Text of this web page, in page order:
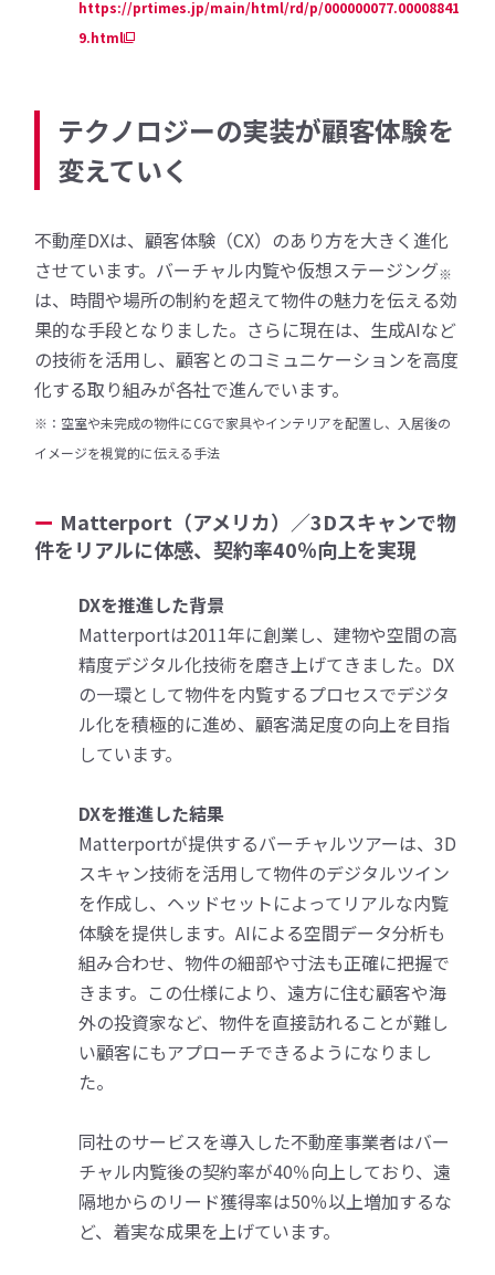
https://prtimes.jp/main/html/rd/p/000000077.00008841
9.html
テクノロジーの実装が顧客体験を
変えていく
不動産DXは、顧客体験（CX）のあり方を大きく進化
させています。バーチャル内覧や仮想ステージング※
は、時間や場所の制約を超えて物件の魅力を伝える効
果的な手段となりました。さらに現在は、生成AIなど
の技術を活用し、顧客とのコミュニケーションを高度
化する取り組みが各社で進んでいます。
※：空室や未完成の物件にCGで家具やインテリアを配置し、入居後の
イメージを視覚的に伝える手法
Matterport（アメリカ）／3Dスキャンで物
件をリアルに体感、契約率40％向上を実現
DXを推進した背景
Matterportは2011年に創業し、建物や空間の高
精度デジタル化技術を磨き上げてきました。DX
の一環として物件を内覧するプロセスでデジタ
ル化を積極的に進め、顧客満足度の向上を目指
しています。
DXを推進した結果
Matterportが提供するバーチャルツアーは、3D
スキャン技術を活用して物件のデジタルツイン
を作成し、ヘッドセットによってリアルな内覧
体験を提供します。AIによる空間データ分析も
組み合わせ、物件の細部や寸法も正確に把握で
きます。この仕様により、遠方に住む顧客や海
外の投資家など、物件を直接訪れることが難し
い顧客にもアプローチできるようになりまし
た。
同社のサービスを導入した不動産事業者はバー
チャル内覧後の契約率が40％向上しており、遠
隔地からのリード獲得率は50％以上増加するな
ど、着実な成果を上げています。